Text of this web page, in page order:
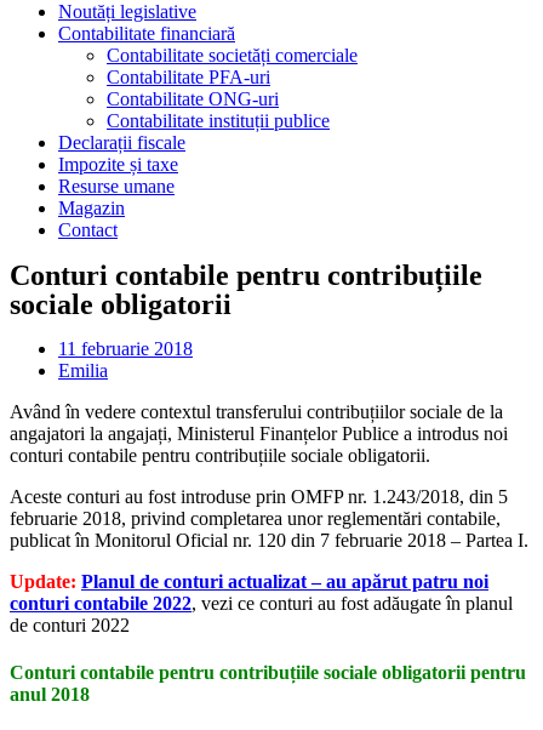
Noutăți legislative
Contabilitate financiară
Contabilitate societăți comerciale
Contabilitate PFA-uri
Contabilitate ONG-uri
Contabilitate instituții publice
Declarații fiscale
Impozite și taxe
Resurse umane
Magazin
Contact
Conturi contabile pentru contribuțiile
sociale obligatorii
11 februarie 2018
Emilia
Având în vedere contextul transferului contribuțiilor sociale de la
angajatori la angajați, Ministerul Finanțelor Publice a introdus noi
conturi contabile pentru contribuțiile sociale obligatorii.
Aceste conturi au fost introduse prin OMFP nr. 1.243/2018, din 5
februarie 2018, privind completarea unor reglementări contabile,
publicat în Monitorul Oficial nr. 120 din 7 februarie 2018 – Partea I.
Update: Planul de conturi actualizat – au apărut patru noi
conturi contabile 2022, vezi ce conturi au fost adăugate în planul
de conturi 2022
Conturi contabile pentru contribuțiile sociale obligatorii pentru
anul 2018